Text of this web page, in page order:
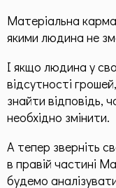
Матеріальна
якими людина не
І якщо людина у
відсутності
знайти відповідь,
необхідно змінити.
А тепер зверніть
в правій частині
будемо